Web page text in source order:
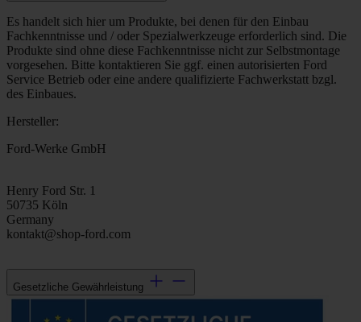
Es handelt sich hier um Produkte, bei denen für den Einbau
Fachkenntnisse und / oder Spezialwerkzeuge erforderlich sind. Die
Produkte sind ohne diese Fachkenntnisse nicht zur Selbstmontage
vorgesehen. Bitte kontaktieren Sie ggf. einen autorisierten Ford
Service Betrieb oder eine andere qualifizierte Fachwerkstatt bzgl.
des Einbaues.
Hersteller:
Ford-Werke GmbH
Henry Ford Str. 1
50735 Köln
Germany
kontakt@shop-ford.com
Gesetzliche Gewährleistung